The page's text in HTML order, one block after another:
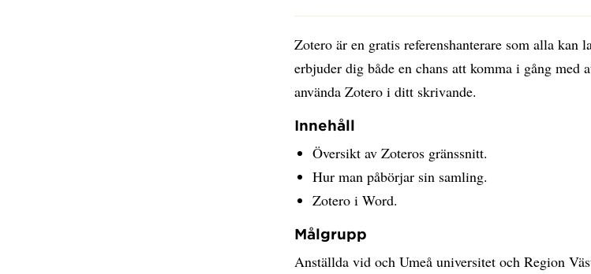
Zotero är en gratis referenshanterare som alla kan
erbjuder dig både en chans att komma i gång med
använda Zotero i ditt skrivande.
Innehåll
Översikt av Zoteros gränssnitt.
Hur man påbörjar sin samling.
Zotero i Word.
Målgrupp
Anställda vid och Umeå universitet och Region